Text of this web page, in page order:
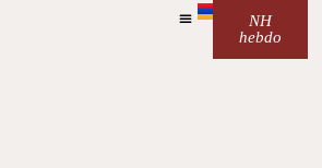
NH
hebdo